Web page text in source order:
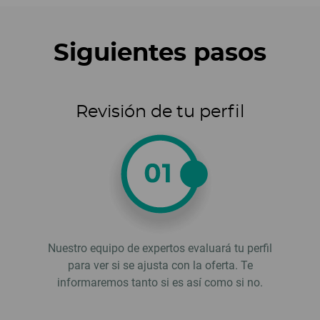
Siguientes pasos
Revisión de tu perfil
Nuestro equipo de expertos evaluará tu perfil
para ver si se ajusta con la oferta. Te
informaremos tanto si es así como si no.